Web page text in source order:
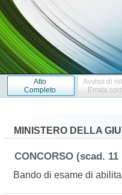
Atto
Completo
Avviso di
Errata
MINISTERO DELLA
CONCORSO (scad.
Bando di esame di